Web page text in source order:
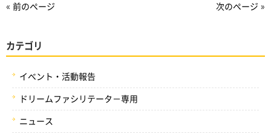
« 前のページ 次のページ »
カテゴリ
イベント・活動報告
ドリームファシリテータ－専用
ニュース